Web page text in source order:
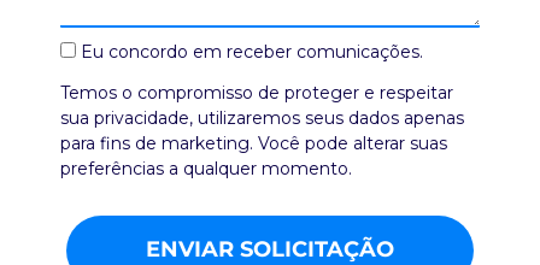
Eu concordo em receber comunicações.
Temos o compromisso de proteger e respeitar
sua privacidade, utilizaremos seus dados apenas
para fins de marketing. Você pode alterar suas
preferências a qualquer momento.
ENVIAR SOLICITAÇÃO